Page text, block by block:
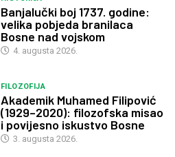
Banjalučki boj 1737. godine:
velika pobjeda branilaca
Bosne nad vojskom
4. augusta 2026.
FILOZOFIJA
Akademik Muhamed Filipović
(1929–2020): filozofska misao
i povijesno iskustvo Bosne
3. augusta 2026.